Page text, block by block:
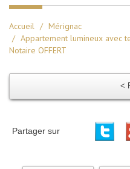
Accueil
Mérignac
Appartement lumineux avec
Notaire OFFERT
<
Partager sur